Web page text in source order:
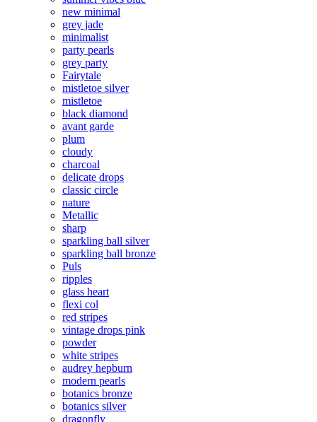
new minimal
grey jade
minimalist
party pearls
grey party
Fairytale
mistletoe silver
mistletoe
black diamond
avant garde
plum
cloudy
charcoal
delicate drops
classic circle
nature
Metallic
sharp
sparkling ball silver
sparkling ball bronze
Puls
ripples
glass heart
flexi col
red stripes
vintage drops pink
powder
white stripes
audrey hepburn
modern pearls
botanics bronze
botanics silver
dragonfly